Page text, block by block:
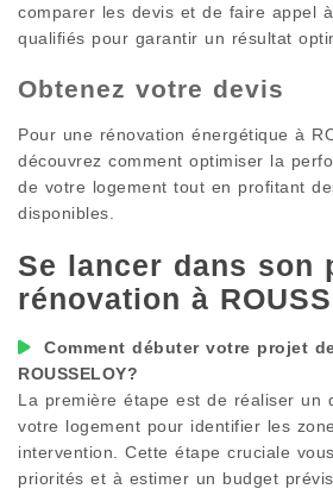
comparer les devis et de faire appel
qualifiés pour garantir un résultat
Obtenez votre devis
Pour une rénovation énergétique à
découvrez comment optimiser la
de votre logement tout en profitant
disponibles.
Se lancer dans son
rénovation à
Comment débuter votre projet
ROUSSELOY?
La première étape est de réaliser un
votre logement pour identifier les
intervention. Cette étape cruciale
priorités et à estimer un budget